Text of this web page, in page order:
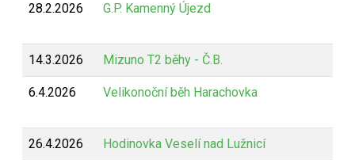
28.2.2026 G.P. Kamenný Újezd
14.3.2026 Mizuno T2 běhy - Č.B.
6.4.2026 Velikonoční běh Harachovka
26.4.2026 Hodinovka Veselí nad Lužnicí